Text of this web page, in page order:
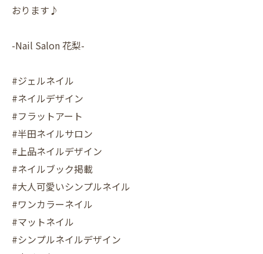
おります♪
-Nail Salon 花梨-
#ジェルネイル
#ネイルデザイン
#フラットアート
#半田ネイルサロン
#上品ネイルデザイン
#ネイルブック掲載
#大人可愛いシンプルネイル
#ワンカラーネイル
#マットネイル
#シンプルネイルデザイン